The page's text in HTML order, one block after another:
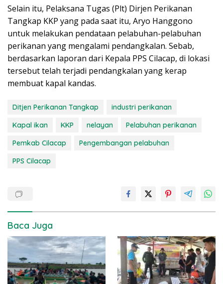
Selain itu, Pelaksana Tugas (Plt) Dirjen Perikanan
Tangkap KKP yang pada saat itu, Aryo Hanggono
untuk melakukan pendataan pelabuhan-pelabuhan
perikanan yang mengalami pendangkalan. Sebab,
berdasarkan laporan dari Kepala PPS Cilacap, di lokasi
tersebut telah terjadi pendangkalan yang kerap
membuat kapal kandas.
Ditjen Perikanan Tangkap
industri perikanan
Kapal ikan
KKP nelayan
Pelabuhan perikanan
Pemkab Cilacap
Pengembangan pelabuhan
PPS Cilacap
Baca Juga